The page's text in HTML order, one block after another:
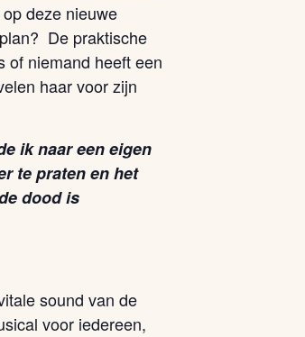
deze nieuwe
De praktische
of niemand heeft een
haar voor zijn
ik naar een eigen
te praten en het
dood is
sound van de
voor iedereen,